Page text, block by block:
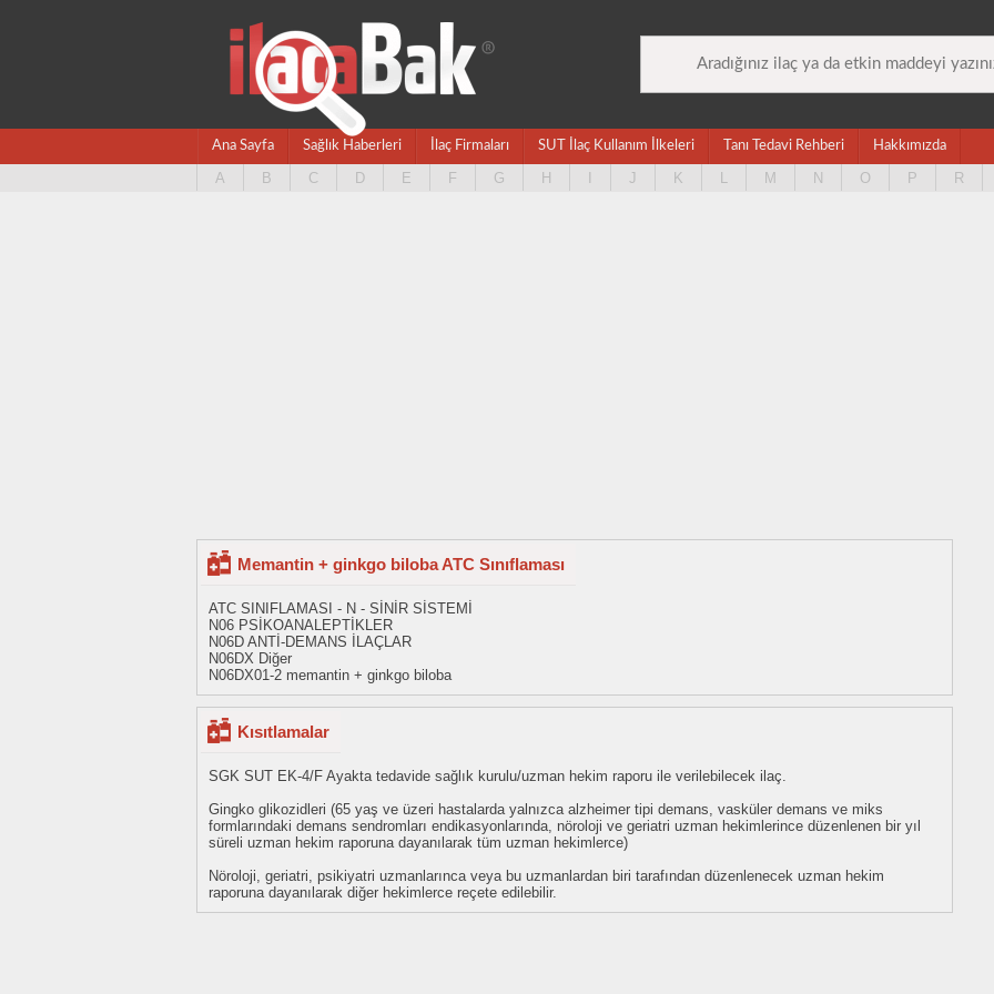
Ana Sayfa Sağlık Haberleri İlaç Firmaları SUT İlaç Kullanım İlkeleri Tanı Tedavi Rehberi Hakkımızda
A B C D E F G H J K L M N O P R
Memantin + ginkgo biloba ATC Sınıflaması
ATC SINIFLAMASI - N - SİNİR SİSTEMİ
N06 PSİKOANALEPTİKLER
N06D ANTİ-DEMANS İLAÇLAR
N06DX Diğer
N06DX01-2 memantin + ginkgo biloba
Kısıtlamalar
SGK SUT EK-4/F Ayakta tedavide sağlık kurulu/uzman hekim raporu ile verilebilecek ilaç.
Gingko glikozidleri (65 yaş ve üzeri hastalarda yalnızca alzheimer tipi demans, vasküler demans ve miks
formlarındaki demans sendromları endikasyonlarında, nöroloji ve geriatri uzman hekimlerince düzenlenen bir yıl
süreli uzman hekim raporuna dayanılarak tüm uzman hekimlerce)
Nöroloji, geriatri, psikiyatri uzmanlarınca veya bu uzmanlardan biri tarafından düzenlenecek uzman hekim
raporuna dayanılarak diğer hekimlerce reçete edilebilir.